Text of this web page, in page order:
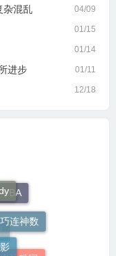
04/09
杂混乱
01/15
01/14
01/11
进步
12/18
VBA
巧连神数